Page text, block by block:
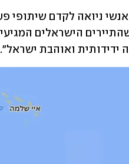
ידידותית ואוהבת ישראל".